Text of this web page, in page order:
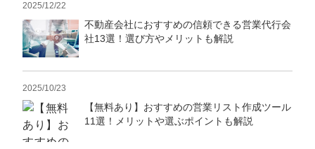
2025/12/22
不動産会社におすすめの信頼できる営業代行会
社13選！選び方やメリットも解説
2025/10/23
【無料あり】おすすめの営業リスト作成ツール
11選！メリットや選ぶポイントも解説